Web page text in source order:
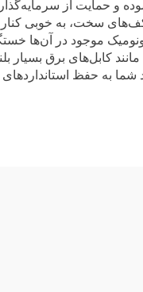
و حمایت از
سخت، به خوبی کنار
موجود در آن‌ها
کابل‌های برق بسیار
به حفظ استانداردهای